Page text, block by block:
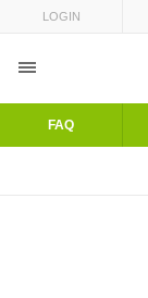
LOGIN
FAQ